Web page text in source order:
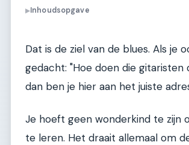
▶Inhoudsopgave
Dat is de ziel van de blues. Als je
gedacht: "Hoe doen die gitaristen
dan ben je hier aan het juiste
Je hoeft geen wonderkind te zijn
te leren. Het draait allemaal om